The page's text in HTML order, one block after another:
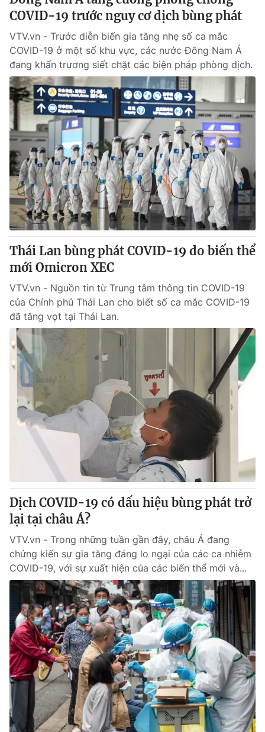
COVID-19 trước nguy cơ dịch bùng phát
VTV.vn - Trước diễn biến gia tăng nhẹ số ca mắc
COVID-19 ở một số khu vực, các nước Đông Nam Á
đang khẩn trương siết chặt các biện pháp phòng dịch.
Thái Lan bùng phát COVID-19 do biến thể
mới Omicron XEC
VTV.vn - Nguồn tin từ Trung tâm thông tin COVID-19
của Chính phủ Thái Lan cho biết số ca mắc COVID-19
đã tăng vọt tại Thái Lan.
Dịch COVID-19 có dấu hiệu bùng phát trở
lại tại châu Á?
VTV.vn - Trong những tuần gần đây, châu Á đang
chứng kiến sự gia tăng đáng lo ngại của các ca nhiễm
COVID-19, với sự xuất hiện của các biến thể mới và...